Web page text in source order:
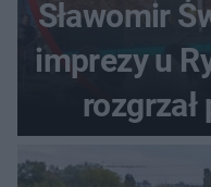
Sławomir
imprezy u